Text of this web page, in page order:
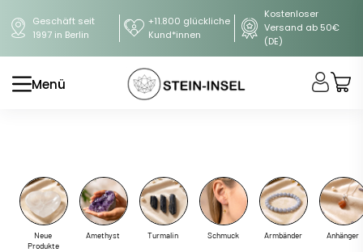
Geschäft seit
1997 in Berlin
+11.800 glückliche
Kund*innen
Kostenloser
Versand ab 50€
(DE)
Menü
Neue
Produkte
Amethyst Turmalin Schmuck Armbänder Anhänger